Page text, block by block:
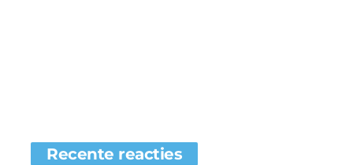
Recente reacties